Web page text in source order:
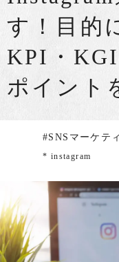
す！目的
KPI・
ポイント
#SNSマーケテ
* instagram